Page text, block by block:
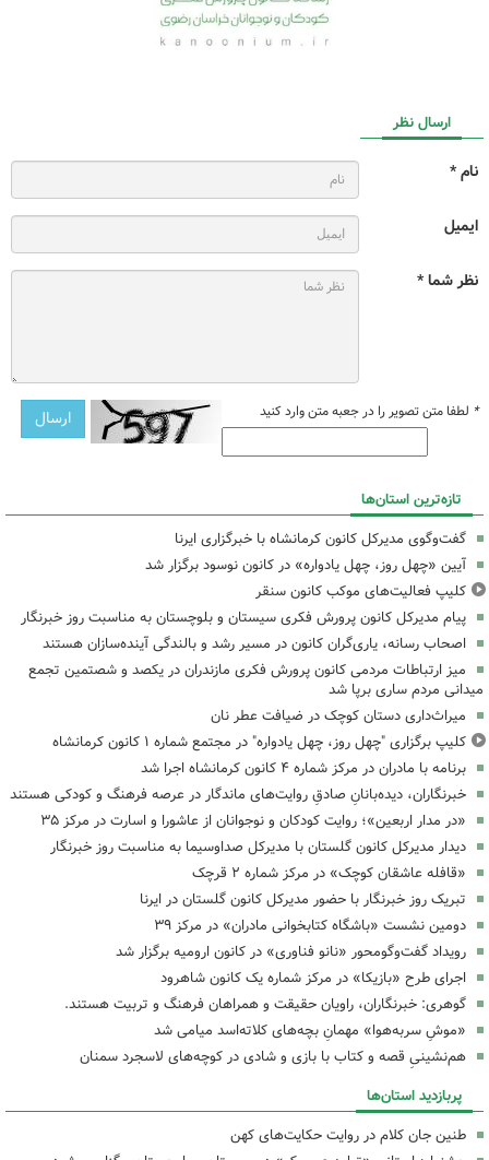
ارسال نظر
نام *
ایمیل
نظر شما *
* لطفا متن تصویر را در جعبه متن وارد کنید
تازه‌ترین استان‌ها
گفت‌وگوی مدیرکل کانون کرمانشاه با خبرگزاری ایرنا
آیین «چهل روز، چهل یادواره» در کانون نوسود برگزار شد
کلیپ فعالیت‌های موکب کانون سنقر
پیام مدیرکل کانون پرورش فکری سیستان و بلوچستان به مناسبت روز خبرنگار
اصحاب رسانه، یاری‌گران کانون در مسیر رشد و بالندگی آینده‌سازان هستند
میز ارتباطات مردمی کانون پرورش فکری مازندران در یکصد و شصتمین تجمع
میدانی مردم ساری برپا شد
میراث‌داری دستان کوچک در ضیافت عطر نان
کلیپ برگزاری "چهل روز، چهل یادواره" در مجتمع شماره ۱ کانون کرمانشاه
برنامه با مادران در مرکز شماره ۴ کانون کرمانشاه اجرا شد
خبرنگاران، دیده‌بانانِ صادقِ روایت‌های ماندگار در عرصه فرهنگ و کودکی هستند
«در مدار اربعین»؛ روایت کودکان و نوجوانان از عاشورا و اسارت در مرکز ۳۵
دیدار مدیرکل کانون گلستان با مدیرکل صداوسیما به مناسبت روز خبرنگار
«قافله عاشقان کوچک» در مرکز شماره ۲ قرچک
تبریک روز خبرنگار با حضور مدیرکل کانون گلستان در ایرنا
دومین نشست «باشگاه کتابخوانی مادران» در مرکز ۳۹
رویداد گفت‌وگومحور «نانو فناوری» در کانون ارومیه برگزار شد
اجرای طرح «بازیکا» در مرکز شماره یک کانون شاهرود
گوهری: خبرنگاران، راویان حقیقت و همراهان فرهنگ و تربیت هستند.
«موشِ سربه‌هوا» مهمانِ بچه‌های کلاته‌اسد میامی شد
هم‌نشینیِ قصه و کتاب با بازی و شادی در کوچه‌های لاسجرد سمنان
پربازدید استان‌ها
طنین جان کلام در روایت حکایت‌های کهن